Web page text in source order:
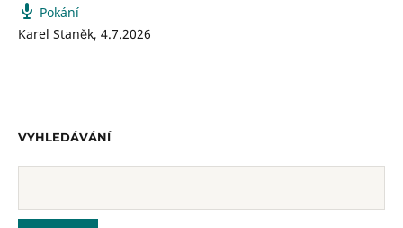
Pokání
Karel Staněk, 4.7.2026
VYHLEDÁVÁNÍ